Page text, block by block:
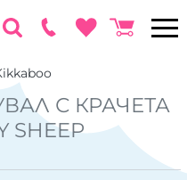
С КРАЧЕТА
SHEEP